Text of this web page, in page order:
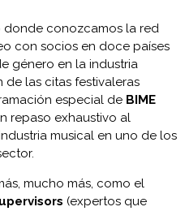
donde conozcamos la red
con socios en doce países
género en la industria
de las citas festivaleras
especial de BIME
repaso exhaustivo al
musical en uno de los
mucho más, como el
(expertos que